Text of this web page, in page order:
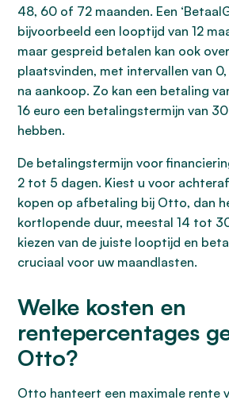
48, 60 of 72 maanden. Een
bijvoorbeeld een looptijd van 12
maar gespreid betalen kan ook
plaatsvinden, met intervallen van
na aankoop. Zo kan een betaling
16 euro een betalingstermijn van
hebben.
De betalingstermijn voor
2 tot 5 dagen. Kiest u voor
kopen op afbetaling bij Otto, dan
kortlopende duur, meestal 14 tot
kiezen van de juiste looptijd en
cruciaal voor uw maandlasten.
Welke kosten en
rentepercentages
Otto?
Otto hanteert een maximale rente